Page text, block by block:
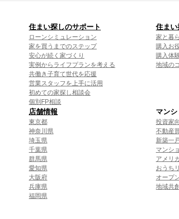
住まい探しのサポート
ローンシミュレーション
家を買うまでのステップ
安心が続く家づくり
実例からライフプランを考える
共働き子育て世代を応援
営業スタッフを上手に活用
初めての家探し相談会
個別FP相談
住ま
家と暮
購入お
購入体
地域の
店舗情報
東京都
神奈川県
埼玉県
千葉県
群馬県
愛知県
大阪府
兵庫県
福岡県
マン
投資家
不動産
新築一
マンシ
アメリ
おうち
オープ
地域共